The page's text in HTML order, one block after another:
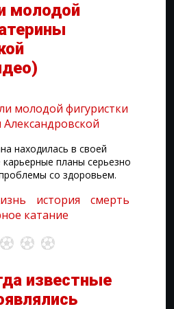
молодой
находилась в своей
планы серьезно
со здоровьем.
история
смерть
катание
известные